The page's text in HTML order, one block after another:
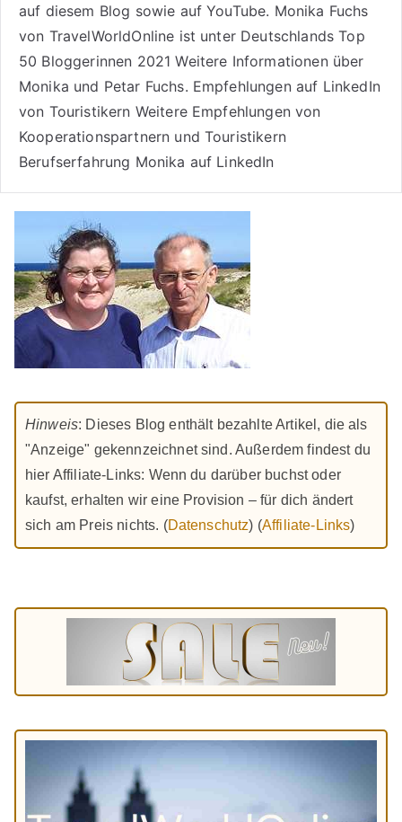
auf diesem Blog sowie aufYouTube. Monika Fuchs
von TravelWorldOnline ist unter Deutschlands Top
50 Bloggerinnen 2021 Weitere Informationen über
Monika und Petar Fuchs. Empfehlungen auf LinkedIn
von Touristikern Weitere Empfehlungen von
Kooperationspartnern und Touristikern
Berufserfahrung Monika auf LinkedIn
Hinweis: Dieses Blog enthält bezahlte Artikel, die als
"Anzeige" gekennzeichnet sind. Außerdem findest du
hier Affiliate-Links: Wenn du darüber buchst oder
kaufst, erhalten wir eine Provision – für dich ändert
sich am Preis nichts. (Datenschutz) (Affiliate-Links)